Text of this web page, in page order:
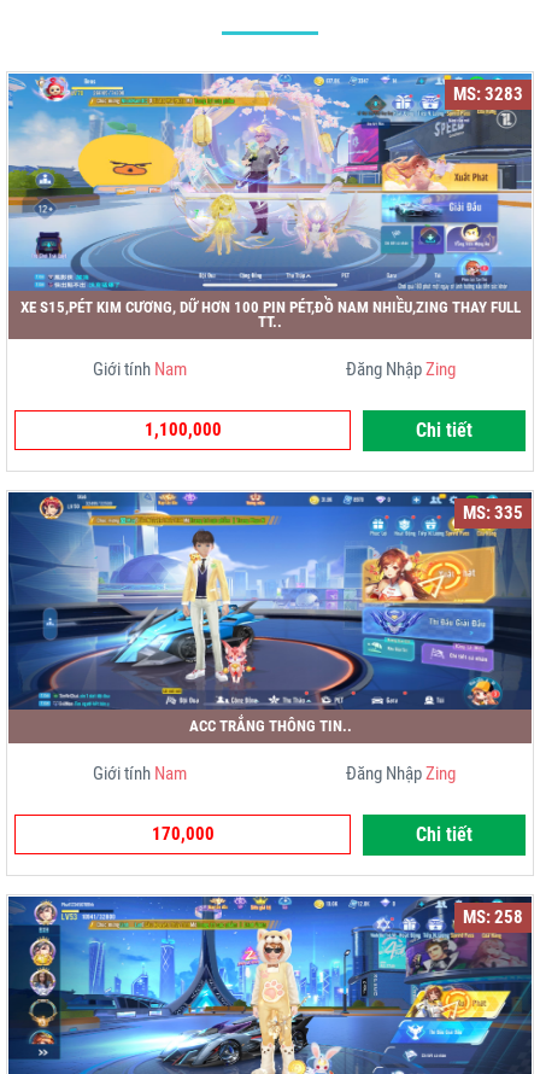
MS: 3283
XE S15,PÉT KIM CƯƠNG, DỮ HƠN 100 PIN PÉT,ĐỒ NAM NHIỀU,ZING THAY FULL
TT..
Giới tính Nam Đăng NhậpZing
1,100,000 Chi tiết
MS: 335
ACC TRẮNG THÔNG TIN..
Giới tính Nam Đăng NhậpZing
170,000 Chi tiết
MS: 258